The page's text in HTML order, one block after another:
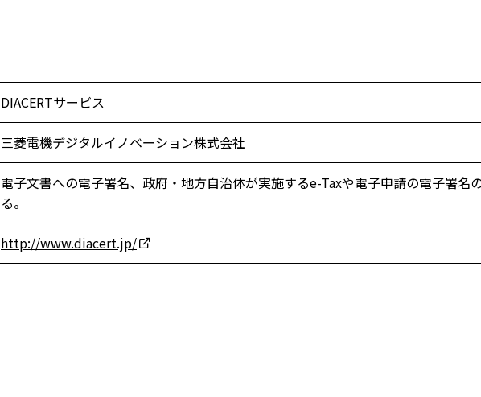
DIACERTサービス
三菱電機デジタルイノベーション株式会社
電子文書への電子署名、政府・地方自治体が実施するe-Taxや電子申請の電子署名
る。
http://www.diacert.jp/